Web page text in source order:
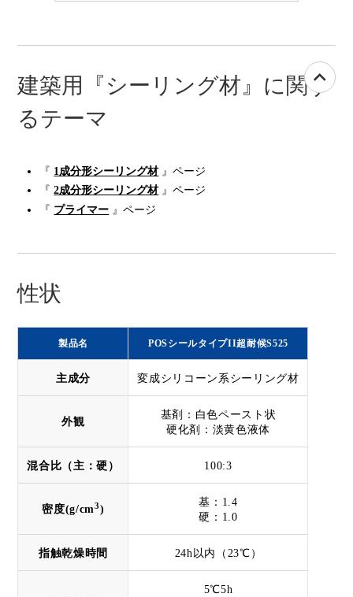
建築用『シーリング材』に関す
るテーマ
『 1成分形シーリング材』ページ
『2成分形シーリング材』ページ
『 プライマー 』ページ
性状
製品名 POSシールタイプII超耐候S525
主成分 変成シリコーン系シーリング材
外観
基剤：白色ペースト状
硬化剤：淡黄色液体
混合比（主：硬） 100:3
密度(g/cm3)
基：1.4
硬：1.0
指触乾燥時間 24h以内（23℃）
5℃5h